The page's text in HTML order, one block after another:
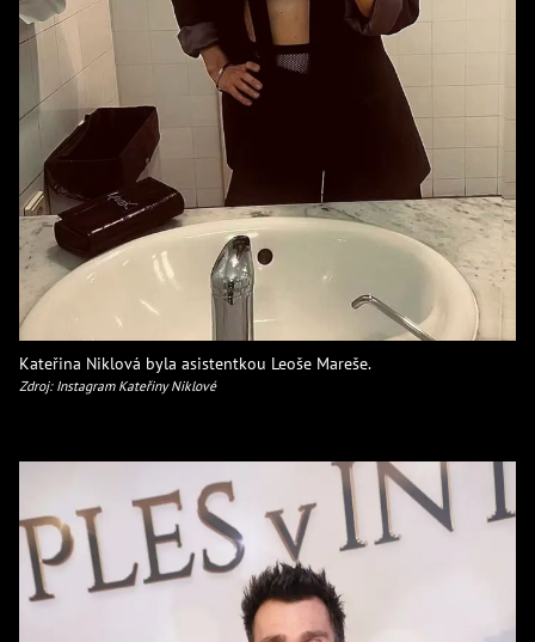
Kateřina Niklová byla asistentkou Leoše Mareše.
Zdroj: Instagram Kateřiny Niklové